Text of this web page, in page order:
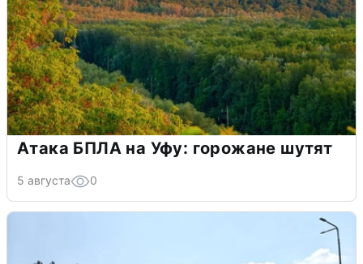
Атака БПЛА на Уфу: горожане шутят
5 августа 0